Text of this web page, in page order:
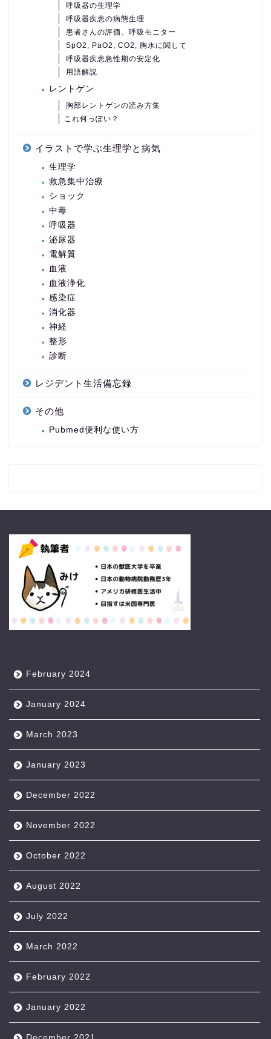
呼吸器の生理学
呼吸器疾患の病態生理
患者さんの評価、呼吸モニター
SpO2, PaO2, CO2, 胸水に関して
呼吸器疾患急性期の安定化
用語解説
レントゲン
胸部レントゲンの読み方集
これ何っぽい？
イラストで学ぶ生理学と病気
生理学
救急集中治療
ショック
中毒
呼吸器
泌尿器
電解質
血液
血液浄化
感染症
消化器
神経
整形
診断
レジデント生活備忘録
その他
Pubmed便利な使い方
February 2024
January 2024
March 2023
January 2023
December 2022
November 2022
October 2022
August 2022
July 2022
March 2022
February 2022
January 2022